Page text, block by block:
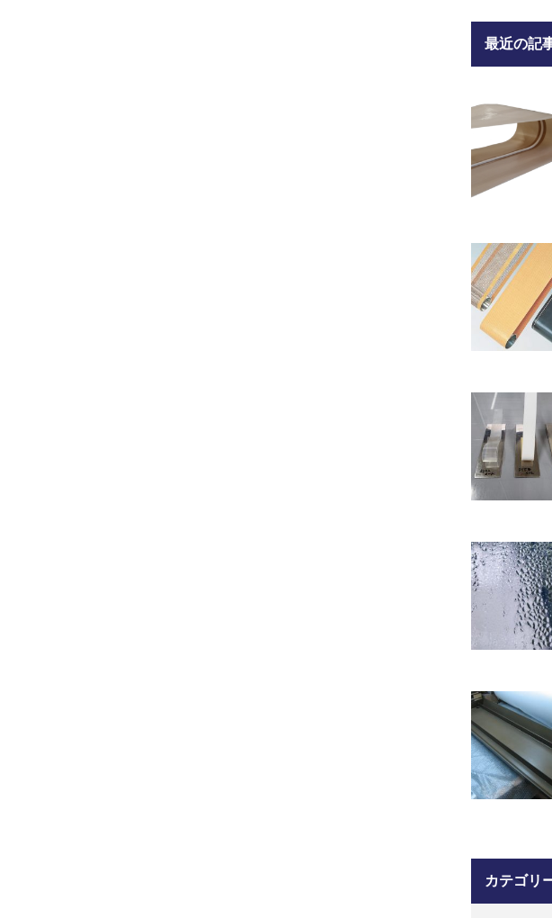
最近の記
カテゴリ